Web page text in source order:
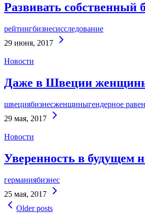
Развивать собственный
рейтингбизнесисследование
29 июня, 2017
Новости
Даже в Швеции
швециябизнесженщиныгендерное
29 мая, 2017
Новости
Уверенность в будущем
германиябизнес
25 мая, 2017
Навигация
Older posts